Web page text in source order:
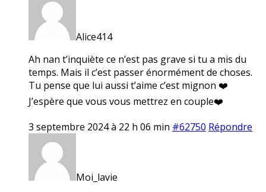
Alice414
Ah nan t’inquiète ce n’est pas grave si tu a mis du
temps. Mais il c’est passer énormément de choses.
Tu pense que lui aussi t’aime c’est mignon ❤️
J’espère que vous vous mettrez en couple❤️
3 septembre 2024 à 22 h 06 min #62750 Répondre
Moi_lavie